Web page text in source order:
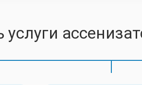
услуги